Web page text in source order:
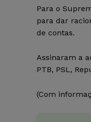
Para o
para dar
de contas.
Assinaram a
PTB, PSL,
(Com